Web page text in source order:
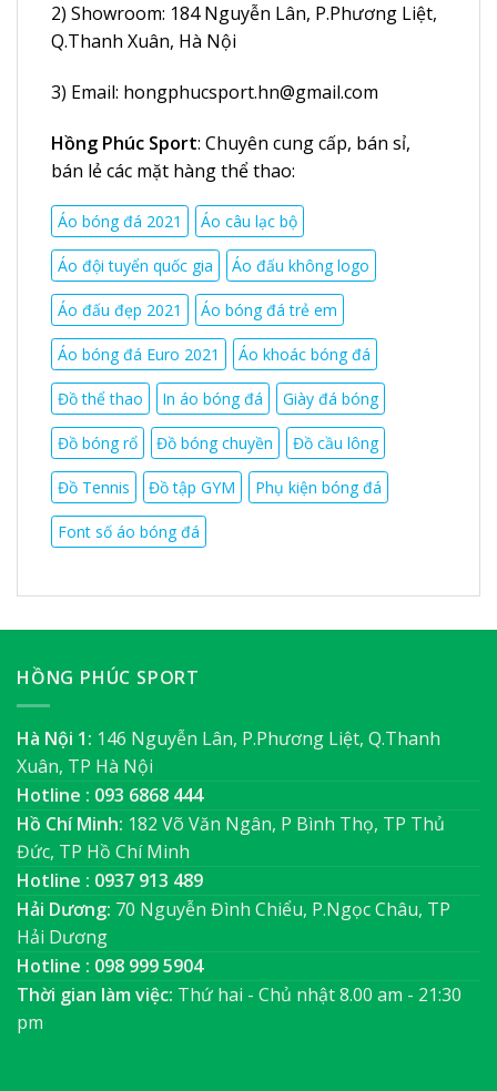
2) Showroom: 184 Nguyễn Lân, P.Phương Liệt,
Q.Thanh Xuân, Hà Nội
3) Email: hongphucsport.hn@gmail.com
Hồng Phúc Sport: Chuyên cung cấp, bán sỉ,
bán lẻ các mặt hàng thể thao:
Áo bóng đá 2021 Áo câu lạc bộ
Áo đội tuyển quốc gia Áo đấu không logo
Áo đấu đẹp 2021 Áo bóng đá trẻ em
Áo bóng đá Euro 2021 Áo khoác bóng đá
Đồ thể thao In áo bóng đá Giày đá bóng
Đồ bóng rổ Đồ bóng chuyền Đồ cầu lông
Đồ Tennis Đồ tập GYM Phụ kiện bóng đá
Font số áo bóng đá
HỒNG PHÚC SPORT
Hà Nội 1: 146 Nguyễn Lân, P.Phương Liệt, Q.Thanh
Xuân, TP Hà Nội
Hotline : 093 6868 444
Hồ Chí Minh: 182 Võ Văn Ngân, P Bình Thọ, TP Thủ
Đức, TP Hồ Chí Minh
Hotline : 0937 913 489
Hải Dương: 70 Nguyễn Đình Chiểu, P.Ngọc Châu, TP
Hải Dương
Hotline : 098 999 5904
Thời gian làm việc: Thứ hai - Chủ nhật 8.00 am - 21:30
pm